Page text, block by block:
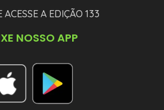
ACESSE A EDIÇÃO 133
NOSSO APP